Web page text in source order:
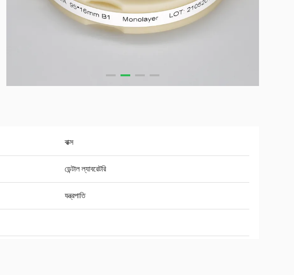
বাক্স
ডেন্টাল ল্যাবরেটরি
যন্ত্রপাতি